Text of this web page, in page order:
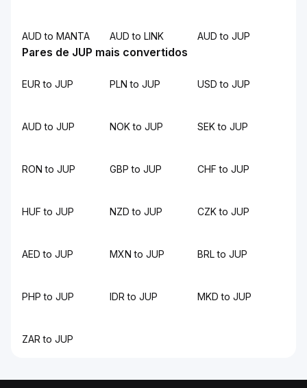
AUD to MANTA AUD to LINK AUD to JUP
Pares de JUP mais convertidos
EUR to JUP PLN to JUP USD to JUP
AUD to JUP NOK to JUP SEK to JUP
RON to JUP GBP to JUP CHF to JUP
HUF to JUP NZD to JUP CZK to JUP
AED to JUP MXN to JUP BRL to JUP
PHP to JUP IDR to JUP MKD to JUP
ZAR to JUP